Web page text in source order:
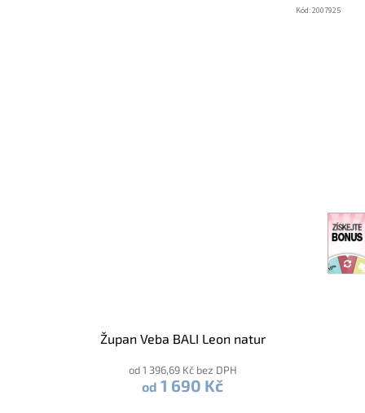
Župan Veba BALI Leon natur
od 1 396,69 Kč bez DPH
od 1 690 Kč
Kód:2007925